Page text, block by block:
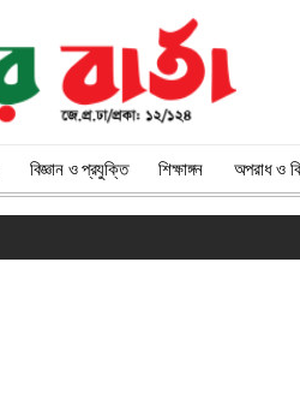
বিজ্ঞান ও প্রযুক্তি শিক্ষাঙ্গন অপরাধ ও
*